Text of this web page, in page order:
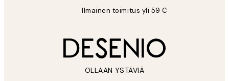
Ilmainen toimitus yli 59 €
OLLAAN YSTÄVIÄ